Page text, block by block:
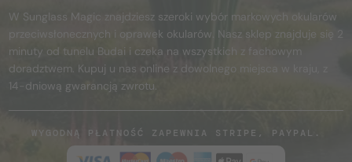
W Sunglass Magic znajdziesz szeroki wybór markowych okularów
przeciwsłonecznych i oprawek okularów. Nasz sklep znajduje się 2
minuty od tunelu Budai i czeka na wszystkich z fachowym
doradztwem. Kupuj u nas online z dowolnego miejsca w kraju, z
14-dniową gwarancją zwrotu.
WYGODNĄ PŁATNOŚĆ ZAPEWNIA STRIPE, PAYPAL.